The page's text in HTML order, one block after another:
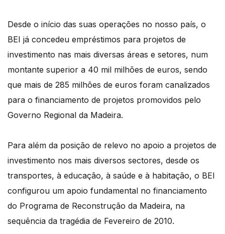
Desde o início das suas operações no nosso país, o
BEI já concedeu empréstimos para projetos de
investimento nas mais diversas áreas e setores, num
montante superior a 40 mil milhões de euros, sendo
que mais de 285 milhões de euros foram canalizados
para o financiamento de projetos promovidos pelo
Governo Regional da Madeira.
Para além da posição de relevo no apoio a projetos de
investimento nos mais diversos sectores, desde os
transportes, à educação, à saúde e à habitação, o BEI
configurou um apoio fundamental no financiamento
do Programa de Reconstrução da Madeira, na
sequência da tragédia de Fevereiro de 2010.